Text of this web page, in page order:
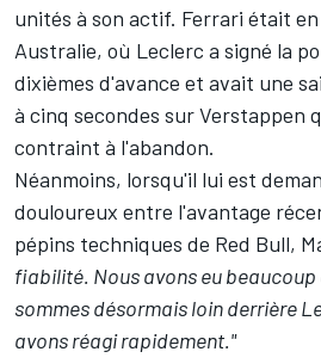
unités à son actif. Ferrari était
Australie, où Leclerc a signé la
dixièmes d'avance et avait une
à cinq secondes sur Verstappen
contraint à l'abandon.
Néanmoins, lorsqu'il lui est
douloureux entre l'avantage
pépins techniques de Red Bull,
fiabilité. Nous avons eu
sommes désormais loin derrière
avons réagi rapidement."